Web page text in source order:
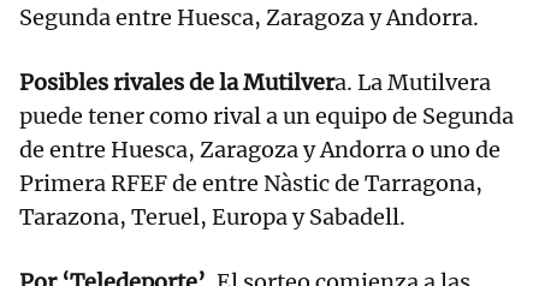
Segunda entre Huesca, Zaragoza y Andorra.
Posibles rivales de la Mutilvera. La Mutilvera
puede tener como rival a un equipo de Segunda
de entre Huesca, Zaragoza y Andorra o uno de
Primera RFEF de entre Nàstic de Tarragona,
Tarazona, Teruel, Europa y Sabadell.